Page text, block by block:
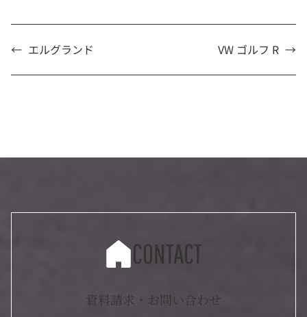
← エルグランド VW ゴルフ R →
CONTACT
資料請求・お問い合わせ